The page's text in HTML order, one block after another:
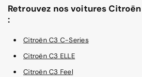
Retrouvez nos voitures
:
Citroën C3 C-Series
Citroën C3 ELLE
Citroën C3 Feel